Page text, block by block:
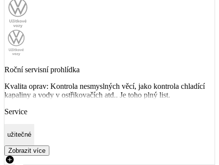
Roční servisní prohlídka
Kvalita oprav: Kontrola nesmyslných věcí, jako kontrola chladící
kapaliny a vody v ostřikovačích atd.. Je toho plný list.
Service
užitečné
Zobrazit více